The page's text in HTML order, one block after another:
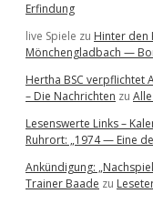
Erfindung
live Spiele zu Hinter den
Mönchengladbach —
Hertha BSC verpflichtet
– Die Nachrichten zu
Lesenswerte Links –
Ruhrort: „1974 — Eine
Ankündigung:
Trainer Baade zu